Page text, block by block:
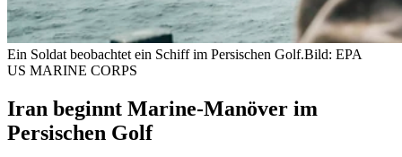
Ein Soldat beobachtet ein Schiff im Persischen Golf.Bild: EPA
US MARINE CORPS
Iran beginnt Marine-Manöver im
Persischen Golf